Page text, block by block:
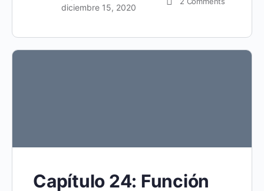
diciembre 15, 2020
Capítulo 24: Función